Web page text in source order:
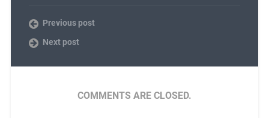
Previous post
Next post
COMMENTS ARE CLOSED.